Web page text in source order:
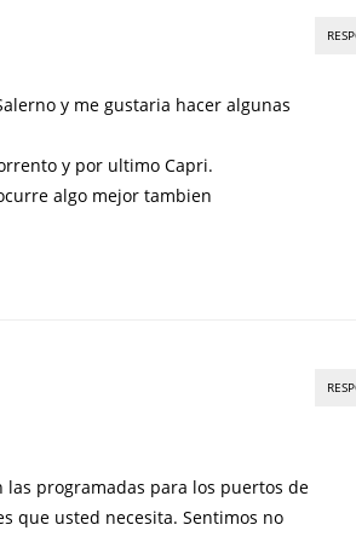
y me gustaria hacer algunas
y por ultimo Capri.
algo mejor tambien
las programadas para los puertos de
que usted necesita. Sentimos no